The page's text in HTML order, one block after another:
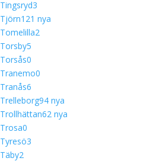
Tingsryd3
Tjörn121 nya
Tomelilla2
Torsby5
Torsås0
Tranemo0
Tranås6
Trelleborg94 nya
Trollhättan62 nya
Trosa0
Tyresö3
Täby2